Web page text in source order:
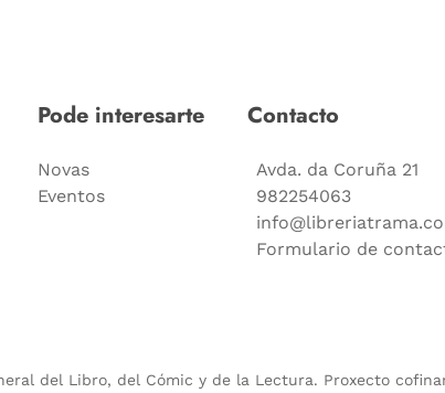
Pode interesarte
Novas
Eventos
Contacto
Avda. da Coruña 21
982254063
Formulario de
del Libro, del Cómic y de la Lectura. Proxecto